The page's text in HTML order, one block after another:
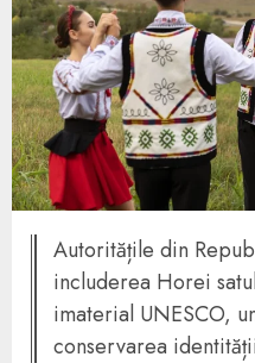
Autoritățile din
includerea Horei
imaterial UNESCO,
conservarea